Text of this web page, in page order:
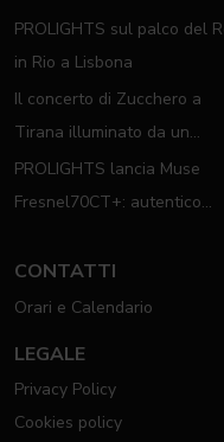
PROLIGHTS sul palco del
in Rio a Lisbona
Il concerto di Zucchero a
Tirana illuminato da un
completo rig PROLIGHTS
PROLIGHTS lancia Muse
Fresnel70CT+: autentico
CONTATTI
Orari e Calendario
LEGALE
Privacy Policy
Cookies policy